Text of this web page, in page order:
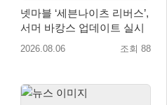
넷마블 ‘세븐나이츠 리버스’,
서머 바캉스 업데이트 실시
2026.08.06 조회 88